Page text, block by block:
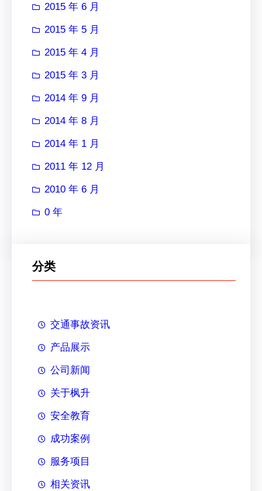
2015 年 6 月
2015 年 5 月
2015 年 4 月
2015 年 3 月
2014 年 9 月
2014 年 8 月
2014 年 1 月
2011 年 12 月
2010 年 6 月
0 年
分类
交通事故资讯
产品展示
公司新闻
关于枫升
安全教育
成功案例
服务项目
相关资讯